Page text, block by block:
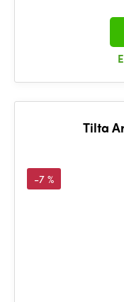
Tilta
-7 %